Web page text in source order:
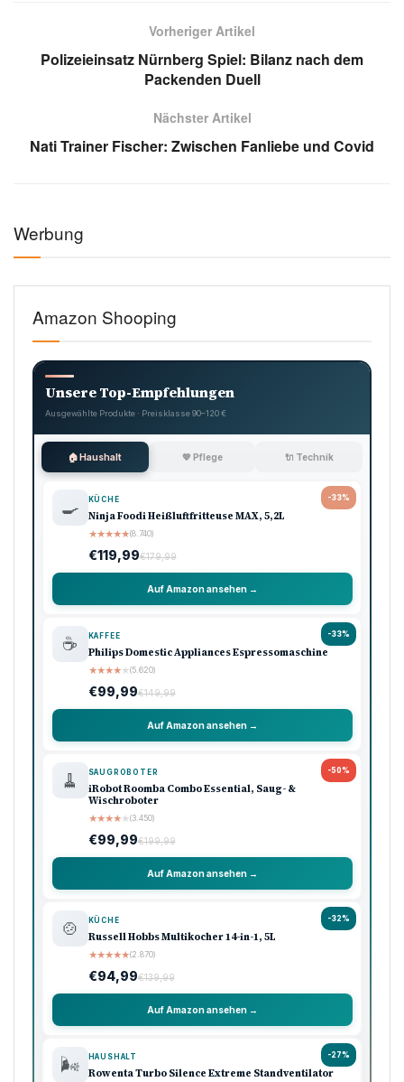
Vorheriger Artikel
Polizeieinsatz Nürnberg Spiel: Bilanz nach dem
Packenden Duell
Nächster Artikel
Nati Trainer Fischer: Zwischen Fanliebe und Covid
Werbung
Amazon Shooping
Unsere Top-Empfehlungen
Ausgewählte Produkte · Preisklasse 90–120 €
🏠 Haushalt 💖 Pflege 🔌 Technik
-33%
🍳 KÜCHE
Ninja Foodi Heißluftfritteuse MAX, 5,2L
★★★★★(8.740)
€119,99€179,99
Auf Amazon ansehen →
-33%
☕ KAFFEE
Philips Domestic Appliances Espressomaschine
★★★★★(5.620)
€99,99€149,99
Auf Amazon ansehen →
-50%
🧹 SAUGROBOTER
iRobot Roomba Combo Essential, Saug- &
Wischroboter
★★★★★(3.450)
€99,99€199,99
Auf Amazon ansehen →
-32%
🍲 KÜCHE
Russell Hobbs Multikocher 14-in-1, 5L
★★★★★(2.870)
€94,99€139,99
Auf Amazon ansehen →
-27%
🌬️ HAUSHALT
Rowenta Turbo Silence Extreme Standventilator